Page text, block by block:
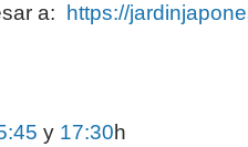
a:
https://
y 17:30h